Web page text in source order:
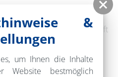
NEB Betriebsgesellschaft
&
um Ihnen die Inhalte
Website bestmöglich